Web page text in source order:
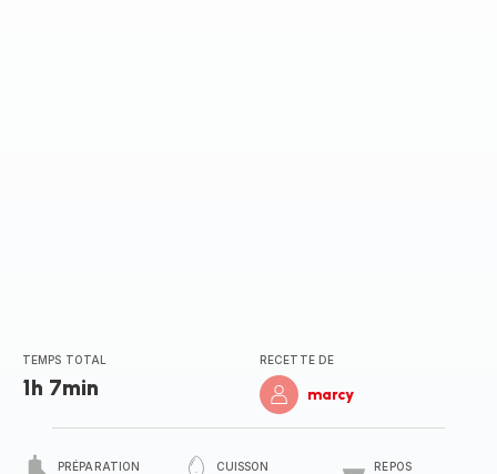
TEMPS TOTAL
1h 7min
RECETTE DE
marcy
PRÉPARATION CUISSON REPOS